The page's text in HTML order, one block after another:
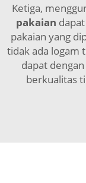
Ketiga,
pakaian
pakaian yang
tidak ada logam
dapat
berkualitas